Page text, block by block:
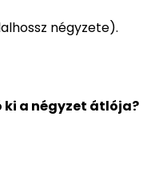
négyzete).
a négyzet átlója?